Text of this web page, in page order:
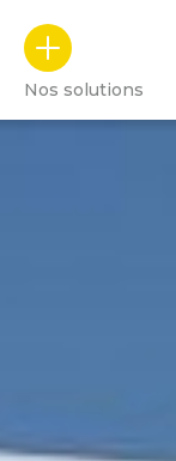
Nos solutions
Panneau de